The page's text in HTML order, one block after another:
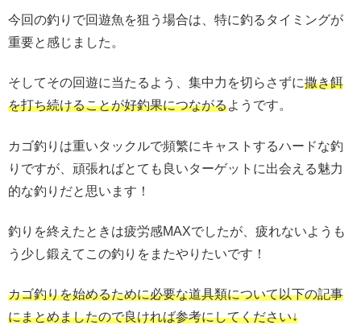
今回の釣りで回遊魚を狙う場合は、特に釣るタイミングが
重要と感じました。
そしてその回遊に当たるよう、集中力を切らさずに撒き餌
を打ち続けることが好釣果につながるようです。
カゴ釣りは重いタックルで頻繁にキャストするハードな釣
りですが、頑張ればとても良いターゲットに出会える魅力
的な釣りだと思います！
釣りを終えたときは疲労感MAXでしたが、疲れないようも
う少し鍛えてこの釣りをまたやりたいです！
カゴ釣りを始めるために必要な道具類について以下の記事
にまとめましたので良ければ参考にしてください↓